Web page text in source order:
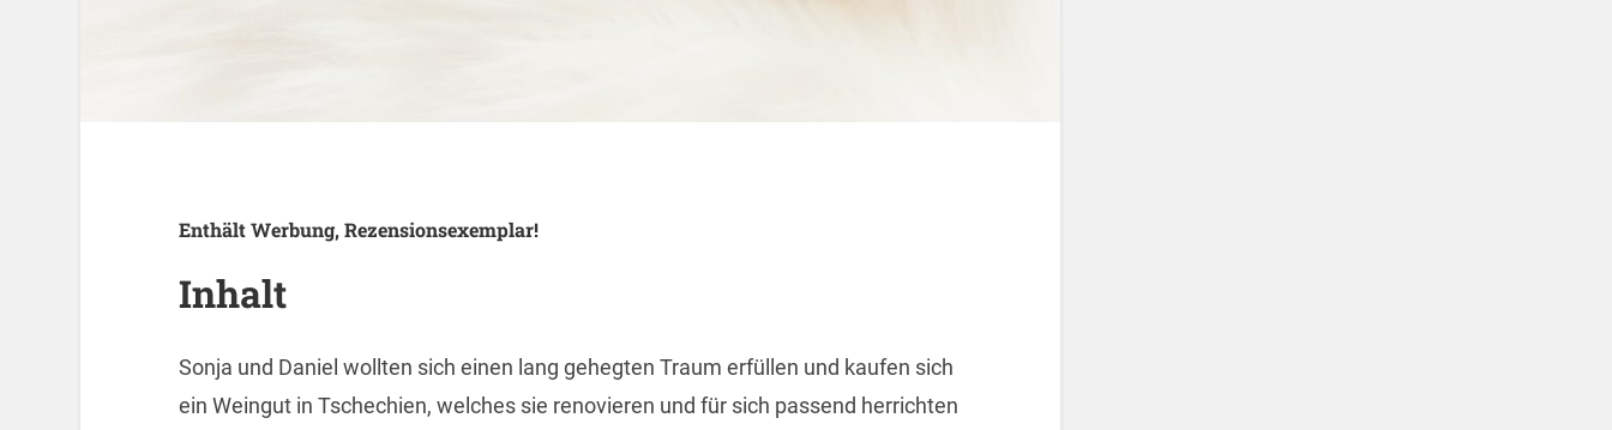
Enthält Werbung, Rezensionsexemplar!
Inhalt
Sonja und Daniel wollten sich einen lang gehegten Traum erfüllen und kaufen sich
ein Weingut in Tschechien, welches sie renovieren und für sich passend herrichten